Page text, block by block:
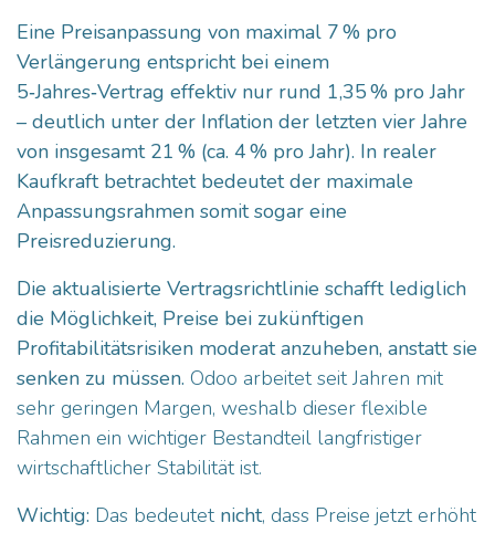
Eine Preisanpassung von maximal 7 % pro
Verlängerung entspricht bei einem
5‑Jahres‑Vertrag effektiv nur rund 1,35 % pro Jahr
– deutlich unter der Inflation der letzten vier Jahre
von insgesamt 21 % (ca. 4 % pro Jahr). In realer
Kaufkraft betrachtet bedeutet der maximale
Anpassungsrahmen somit sogar eine
Preisreduzierung.
Die aktualisierte Vertragsrichtlinie schafft lediglich
die Möglichkeit, Preise bei zukünftigen
Profitabilitätsrisiken moderat anzuheben, anstatt sie
senken zu müssen. Odoo arbeitet seit Jahren mit
sehr geringen Margen, weshalb dieser flexible
Rahmen ein wichtiger Bestandteil langfristiger
wirtschaftlicher Stabilität ist.
Wichtig: Das bedeutet nicht, dass Preise jetzt erhöht